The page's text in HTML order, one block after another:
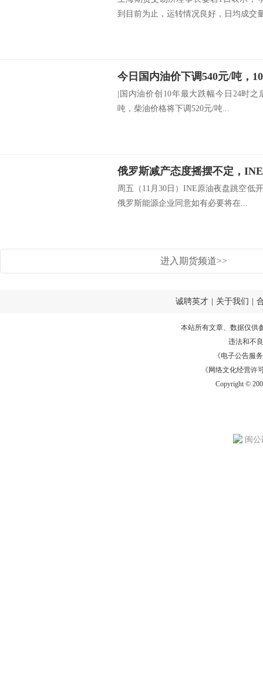
到目前为止，运转情况良好，日均成交
|国内油价创10年最大跌幅今日24时
吨，柴油价格将下调520元/吨...
周五（11月30日）INE原油夜盘跳空低
俄罗斯能源企业同意如有必要将在...
进入期货频道>>
诚聘英才 关于我们
本站所有文章、数据仅供
违法和不
《电子公告服务
《网络文化经营许
Copyright ©
闽公